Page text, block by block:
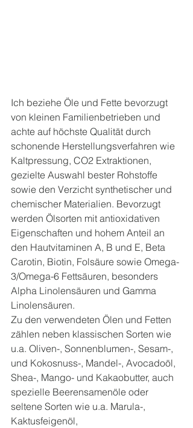
Ich beziehe Öle und Fette bevorzugt
von kleinen Familienbetrieben und
achte auf höchste Qualität durch
schonende Herstellungsverfahren wie
Kaltpressung, CO2 Extraktionen,
gezielte Auswahl bester Rohstoffe
sowie den Verzicht synthetischer und
chemischer Materialien. Bevorzugt
werden Ölsorten mit antioxidativen
Eigenschaften und hohem Anteil an
den Hautvitaminen A, B und E, Beta
Carotin, Biotin, Folsäure sowie Omega-
3/Omega-6 Fettsäuren, besonders
Alpha Linolensäuren und Gamma
Linolensäuren.
Zu den verwendeten Ölen und Fetten
zählen neben klassischen Sorten wie
u.a. Oliven-, Sonnenblumen-, Sesam-,
und Kokosnuss-, Mandel-, Avocadoöl,
Shea-, Mango- und Kakaobutter, auch
spezielle Beerensamenöle oder
seltene Sorten wie u.a. Marula-,
Kaktusfeigenöl,